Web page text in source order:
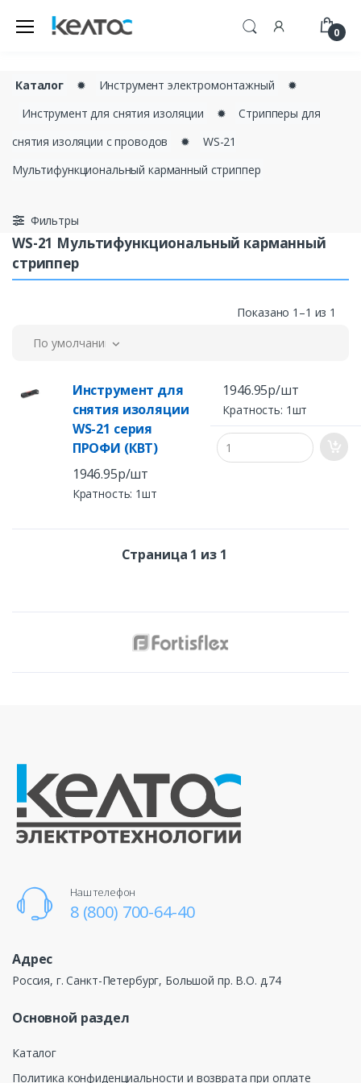
0
Каталог ✹ Инструмент электромонтажный
✹
Инструмент для снятия изоляции
✹
Cтрипперы для
снятия изоляции с проводов
✹
WS-21
Мультифункциональный карманный стриппер
Фильтры
WS-21 Мультифункциональный карманный
стриппер
Показано 1–1 из 1
По умолчанию
Инструмент для
снятия изоляции
WS-21 серия
ПРОФИ (КВТ)
1946.95р/шт
Кратность: 1шт
1946.95р/шт
Кратность: 1шт
Страница 1 из 1
Наш телефон
8 (800) 700-64-40
Адрес
Россия, г. Санкт-Петербург, Большой пр. В.О. д.74
Основной раздел
Каталог
Политика конфиденциальности и возврата при оплате